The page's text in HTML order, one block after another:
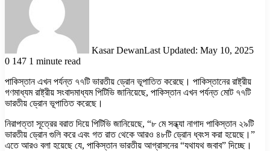
Kasar DewanLast Updated: May 10, 2025
0 147 1 minute read
পাকিস্তান এখন পর্যন্ত ৭৭টি ভারতীয় ড্রোন ভূপাতিত করেছে। পাকিস্তানের রাষ্ট্রীয়
গণমাধ্যম রাষ্ট্রীয় সংবাদমাধ্যম পিটিভি জানিয়েছে, পাকিস্তান এখন পর্যন্ত মোট ৭৭টি
ভারতীয় ড্রোন ভূপাতিত করেছে।
নিরাপত্তা সূত্রের বরাত দিয়ে পিটিভি জানিয়েছে, “৮ মে সন্ধ্যা নাগাদ পাকিস্তান ২৯টি
ভারতীয় ড্রোন গুলি করে এবং গত রাত থেকে আরও ৪৮টি ড্রোন ধ্বংস করা হয়েছে।”
এতে আরও বলা হয়েছে যে, পাকিস্তান ভারতীয় আগ্রাসনের “যথাযথ জবাব” দিচ্ছে।